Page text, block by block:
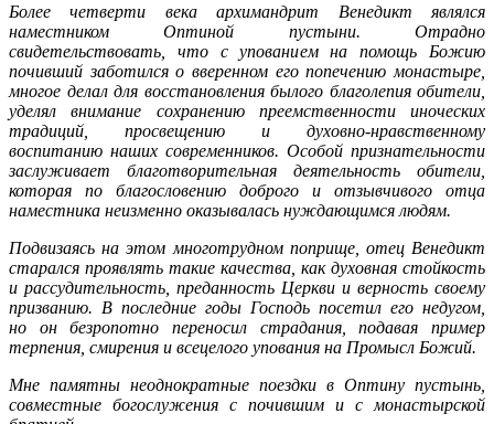
Более четверти века архимандрит Венедикт являлся
наместником Оптиной пустыни. Отрадно
свидетельствовать, что с упованием на помощь Божию
почивший заботился о вверенном его попечению монастыре,
многое делал для восстановления былого благолепия обители,
уделял внимание сохранению преемственности иноческих
традиций, просвещению и духовно-нравственному
воспитанию наших современников. Особой признательности
заслуживает благотворительная деятельность обители,
которая по благословению доброго и отзывчивого отца
наместника неизменно оказывалась нуждающимся людям.
Подвизаясь на этом многотрудном поприще, отец Венедикт
старался проявлять такие качества, как духовная стойкость
и рассудительность, преданность Церкви и верность своему
призванию. В последние годы Господь посетил его недугом,
но он безропотно переносил страдания, подавая пример
терпения, смирения и всецелого упования на Промысл Божий.
Мне памятны неоднократные поездки в Оптину пустынь,
совместные богослужения с почившим и с монастырской